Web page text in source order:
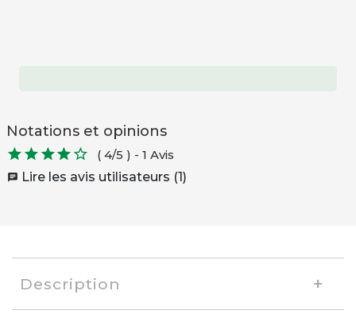
Notations et opinions
 ( 4/5 ) - 1 Avis
chat Lire les avis utilisateurs (1)
Description